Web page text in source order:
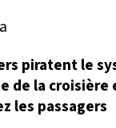
piratent le
de la croisière
les passagers